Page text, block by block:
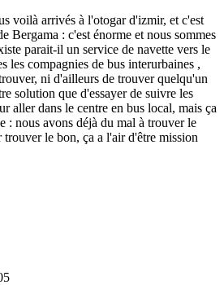
voilà arrivés à l'otogar d'izmir, et c'est
Bergama : c'est énorme et nous sommes
parait-il un service de navette vers le
les compagnies de bus interurbaines ,
ni d'ailleurs de trouver quelqu'un
solution que d'essayer de suivre les
aller dans le centre en bus local, mais ça
: nous avons déjà du mal à trouver le
le bon, ça a l'air d'être mission